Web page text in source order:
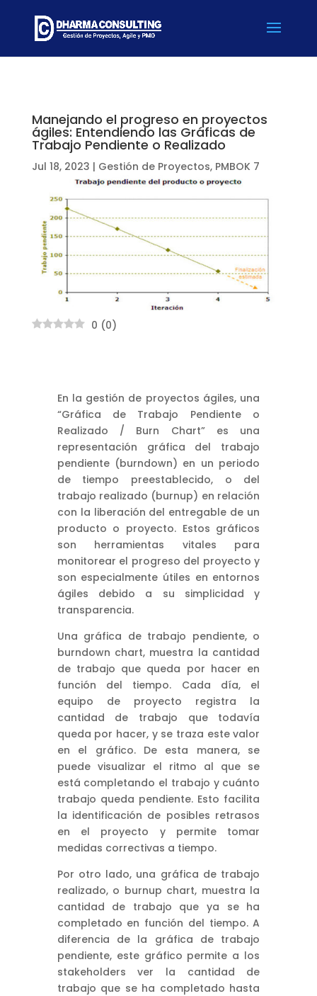
Manejando el progreso en proyectos
ágiles: Entendiendo las Gráficas de
Trabajo Pendiente o Realizado
Jul 18, 2023 | Gestión de Proyectos, PMBOK 7
0 (0)
En la gestión de proyectos ágiles, una
“Gráfica de Trabajo Pendiente o
Realizado / Burn Chart” es una
representación gráfica del trabajo
pendiente (burndown) en un periodo
de tiempo preestablecido, o del
trabajo realizado (burnup) en relación
con la liberación del entregable de un
producto o proyecto. Estos gráficos
son herramientas vitales para
monitorear el progreso del proyecto y
son especialmente útiles en entornos
ágiles debido a su simplicidad y
transparencia.
Una gráfica de trabajo pendiente, o
burndown chart, muestra la cantidad
de trabajo que queda por hacer en
función del tiempo. Cada día, el
equipo de proyecto registra la
cantidad de trabajo que todavía
queda por hacer, y se traza este valor
en el gráfico. De esta manera, se
puede visualizar el ritmo al que se
está completando el trabajo y cuánto
trabajo queda pendiente. Esto facilita
la identificación de posibles retrasos
en el proyecto y permite tomar
medidas correctivas a tiempo.
Por otro lado, una gráfica de trabajo
realizado, o burnup chart, muestra la
cantidad de trabajo que ya se ha
completado en función del tiempo. A
diferencia de la gráfica de trabajo
pendiente, este gráfico permite a los
stakeholders ver la cantidad de
trabajo que se ha completado hasta